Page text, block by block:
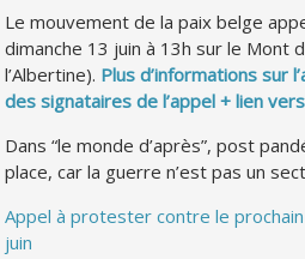
Le mouvement de la paix belge
dimanche 13 juin à 13h sur le Mont
l’Albertine). Plus d’informations sur
des signataires de l’appel + lien
Dans “le monde d’après”, post
place, car la guerre n’est pas un
Appel à protester contre le
juin